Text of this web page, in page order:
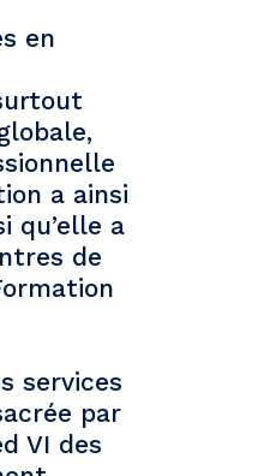
en
a ainsi
qu’elle a
de
services
par
VI des